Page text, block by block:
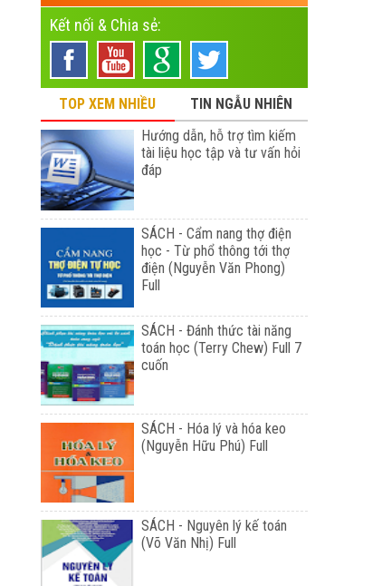
Kết nối & Chia sẻ:
TOP XEM NHIỀU
TIN NGẪU NHIÊN
Hướng dẫn, hỗ trợ tìm kiếm
tài liệu học tập và tư vấn hỏi
đáp
SÁCH - Cẩm nang thợ điện
học - Từ phổ thông tới thợ
điện (Nguyễn Văn Phong)
Full
SÁCH - Đánh thức tài năng
toán học (Terry Chew) Full 7
cuốn
SÁCH - Hóa lý và hóa keo
(Nguyễn Hữu Phú) Full
SÁCH - Nguyên lý kế toán
(Võ Văn Nhị) Full